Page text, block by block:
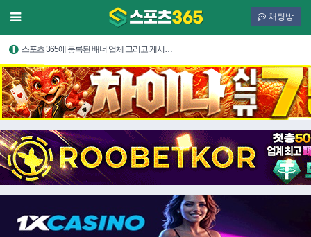
채팅방
스포츠 365에 등록된 배너 업체 그리고 게시…